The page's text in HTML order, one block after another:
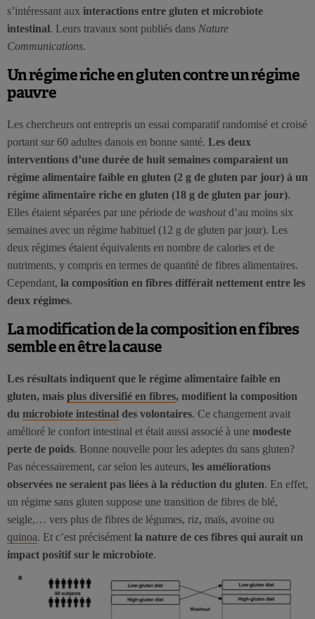
s’intéressant aux interactions entre gluten et microbiote
intestinal. Leurs travaux sont publiés dans Nature
Communications.
Un régime riche en gluten contre un régime
pauvre
Les chercheurs ont entrepris un essai comparatif randomisé et croisé
portant sur 60 adultes danois en bonne santé. Les deux
interventions d’une durée de huit semaines comparaient un
régime alimentaire faible en gluten (2 g de gluten par jour) à un
régime alimentaire riche en gluten (18 g de gluten par jour).
Elles étaient séparées par une période de washoutd’au moins six
semaines avec un régime habituel (12 g de gluten par jour). Les
deux régimes étaient équivalents en nombre de calories et de
nutriments, y compris en termes de quantité de fibres alimentaires.
Cependant, la composition en fibres différait nettement entre les
deux régimes.
La modification de la composition en fibres
semble en être la cause
Les résultats indiquent que le régime alimentaire faible en
gluten, mais plus diversifié en fibres, modifient la composition
du microbiote intestinal des volontaires. Ce changement avait
amélioré le confort intestinal et était aussi associé à une modeste
perte de poids. Bonne nouvelle pour les adeptes du sans gluten?
Pas nécessairement, car selon les auteurs, les améliorations
observées ne seraient pas liées à la réduction du gluten. En effet,
un régime sans gluten suppose une transition de fibres de blé,
seigle,… vers plus de fibres de légumes, riz, maïs, avoine ou
quinoa. Et c’est précisément la nature de ces fibres qui aurait un
impact positif sur le microbiote.